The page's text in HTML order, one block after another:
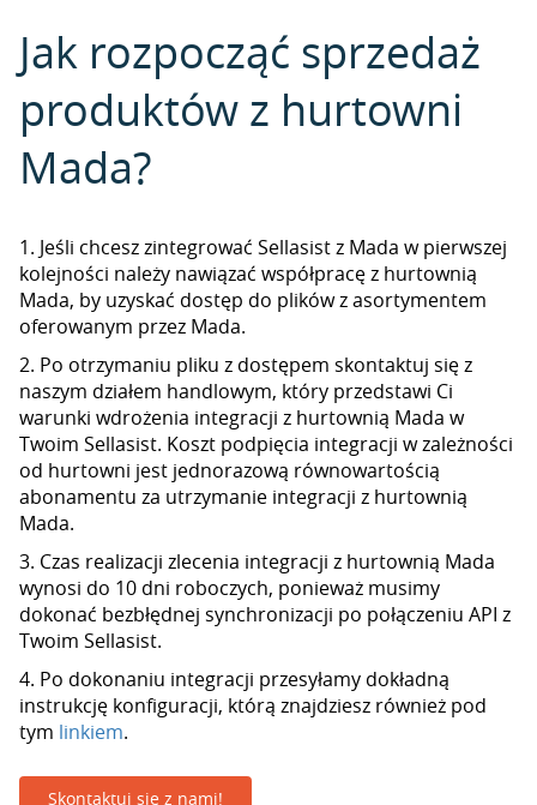
Jak rozpocząć sprzedaż
produktów z hurtowni
Mada?
1. Jeśli chcesz zintegrować Sellasist z Mada w pierwszej
kolejności należy nawiązać współpracę z hurtownią
Mada, by uzyskać dostęp do plików z asortymentem
oferowanym przez Mada.
2. Po otrzymaniu pliku z dostępem skontaktuj się z
naszym działem handlowym, który przedstawi Ci
warunki wdrożenia integracji z hurtownią Mada w
Twoim Sellasist. Koszt podpięcia integracji w zależności
od hurtowni jest jednorazową równowartością
abonamentu za utrzymanie integracji z hurtownią
Mada.
3. Czas realizacji zlecenia integracji z hurtownią Mada
wynosi do 10 dni roboczych, ponieważ musimy
dokonać bezbłędnej synchronizacji po połączeniu API z
Twoim Sellasist.
4. Po dokonaniu integracji przesyłamy dokładną
instrukcję konfiguracji, którą znajdziesz również pod
tym linkiem.
Skontaktuj się z nami!